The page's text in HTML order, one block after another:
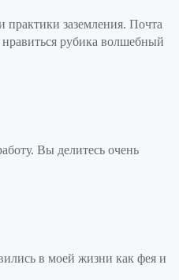
практики заземления. Почта
рубика волшебный
Вы делитесь очень
в моей жизни как фея и